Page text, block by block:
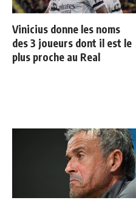
Vinicius donne les noms
des 3 joueurs dont il est le
plus proche au Real